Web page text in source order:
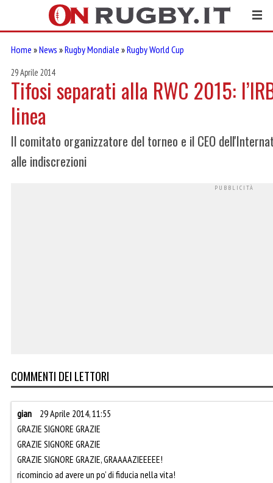
Home »News »Rugby Mondiale »Rugby World Cup
29 Aprile 2014
Tifosi separati alla RWC 2015:
linea
Il comitato organizzatore del torneo e il CEO
alle indiscrezioni
COMMENTI DEI LETTORI
gian
29 Aprile 2014, 11:55
GRAZIE SIGNORE GRAZIE
GRAZIE SIGNORE GRAZIE
GRAZIE SIGNORE GRAZIE, GRAAAAZIEEEEE!
ricomincio ad avere un po’ di fiducia nella vita!